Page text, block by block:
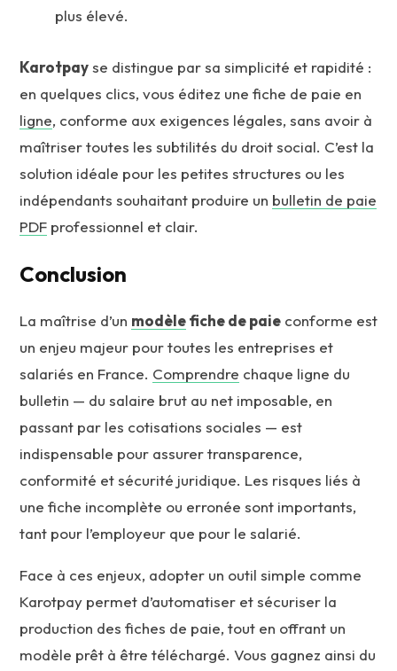
plus élevé.
Karotpayse distingue par sa simplicité et rapidité :
en quelques clics, vous éditez une fiche de paie en
ligne, conforme aux exigences légales, sans avoir à
maîtriser toutes les subtilités du droit social. C’est la
solution idéale pour les petites structures ou les
indépendants souhaitant produire un bulletin de paie
PDF professionnel et clair.
Conclusion
La maîtrise d’un modèlefiche de paie conforme est
un enjeu majeur pour toutes les entreprises et
salariés en France. Comprendre chaque ligne du
bulletin — du salaire brut au net imposable, en
passant par les cotisations sociales — est
indispensable pour assurer transparence,
conformité et sécurité juridique. Les risques liés à
une fiche incomplète ou erronée sont importants,
tant pour l’employeur que pour le salarié.
Face à ces enjeux, adopter un outil simple comme
Karotpay permet d’automatiser et sécuriser la
production des fiches de paie, tout en offrant un
modèle prêt à être téléchargé. Vous gagnez ainsi du